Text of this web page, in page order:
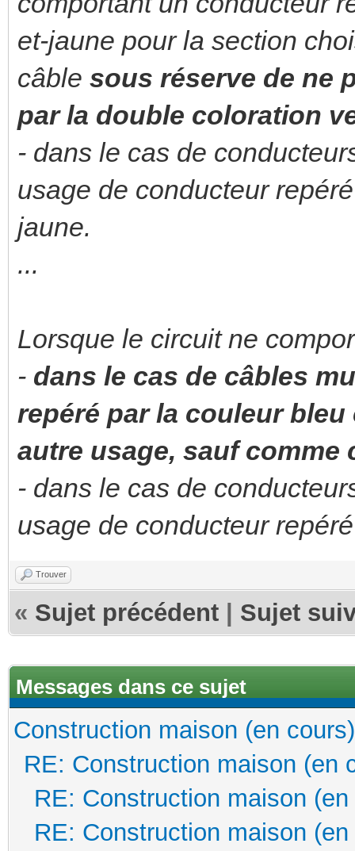
et-jaune pour la section
câble sous réserve de ne
par la double coloration
- dans le cas de
usage de conducteur
jaune.
...
Lorsque le circuit ne
- dans le cas de câbles
repéré par la couleur
autre usage, sauf
- dans le cas de
usage de conducteur
Trouver
« Sujet précédent Sujet
Messages dans ce sujet
Construction maison (en cours)
RE: Construction maison (en
RE: Construction maison
RE: Construction maison